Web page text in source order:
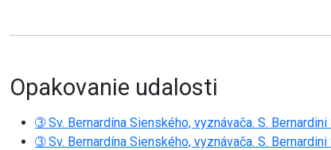
Opakovanie udalosti
➂ Sv. Bernardína Sienského, vyznávača. S.
➂ Sv. Bernardína Sienského, vyznávača. S.